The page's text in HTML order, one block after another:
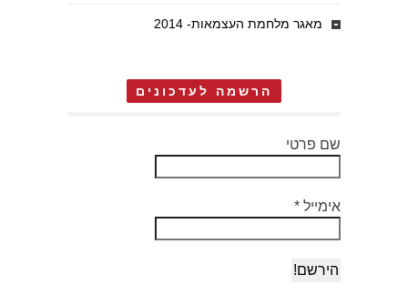
מאגר מלחמת העצמאות- 2014
הרשמה לעדכונים
שם פרטי
אימייל *